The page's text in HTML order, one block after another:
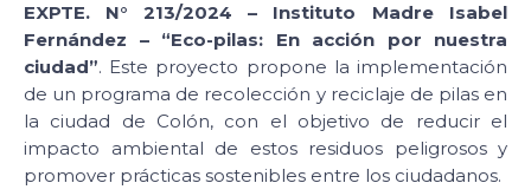
EXPTE. N° 213/2024 – Instituto Madre Isabel
Fernández – “Eco-pilas: En acción por nuestra
ciudad”. Este proyecto propone la implementación
de un programa de recolección y reciclaje de pilas en
la ciudad de Colón, con el objetivo de reducir el
impacto ambiental de estos residuos peligrosos y
promover prácticas sostenibles entre los ciudadanos.